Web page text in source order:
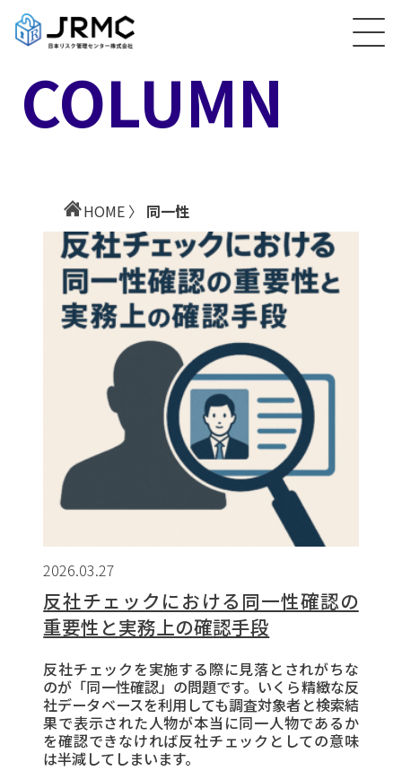
COLUMN
HOME 〉 同一性
2026.03.27
反社チェックにおける同一性確認の
重要性と実務上の確認手段
反社チェックを実施する際に見落とされがちな
のが「同一性確認」の問題です。いくら精緻な反
社データベースを利用しても調査対象者と検索結
果で表示された人物が本当に同一人物であるか
を確認できなければ反社チェックとしての意味
は半減してしまいます。